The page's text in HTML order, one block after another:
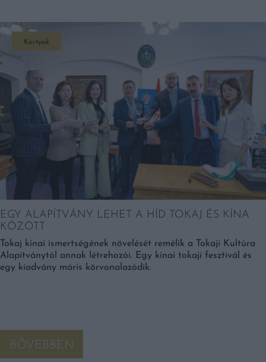
Kortyok
EGY ALAPÍTVÁNY LEHET A HÍD TOKAJ ÉS KÍNA
KÖZÖTT
Tokaj kínai ismertségének növelését remélik a Tokaji Kultúra
Alapítványtól annak létrehozói. Egy kínai tokaji fesztivál és
egy kiadvány máris körvonalazódik.
BŐVEBBEN